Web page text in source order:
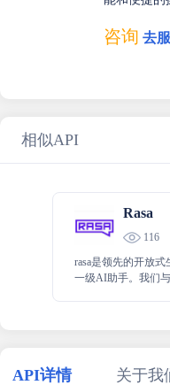
咨询 去
相似API
Rasa
116
rasa是领先的开放
一级AI助手。我们
API详情 关于我